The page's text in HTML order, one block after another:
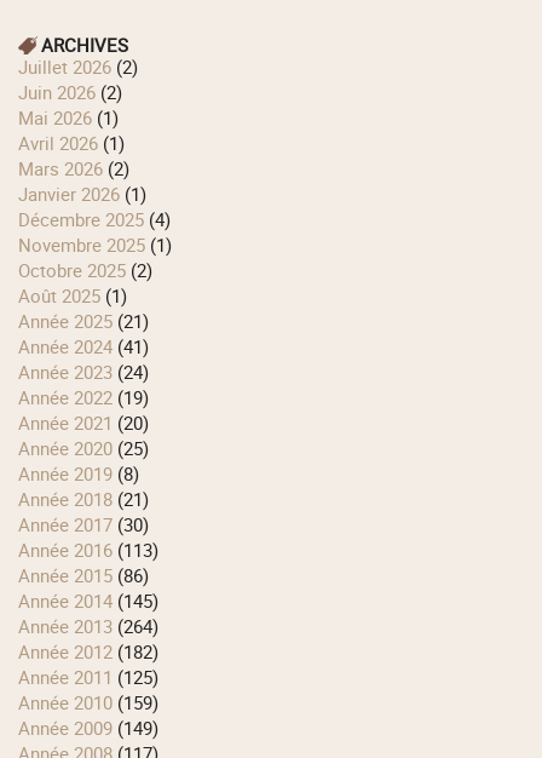
ARCHIVES
juillet 2026 (2)
juin 2026 (2)
mai 2026 (1)
avril 2026 (1)
mars 2026 (2)
janvier 2026 (1)
décembre 2025 (4)
novembre 2025 (1)
octobre 2025 (2)
août 2025 (1)
année 2025 (21)
année 2024 (41)
année 2023 (24)
année 2022 (19)
année 2021 (20)
année 2020 (25)
année 2019 (8)
année 2018 (21)
année 2017 (30)
année 2016 (113)
année 2015 (86)
année 2014 (145)
année 2013 (264)
année 2012 (182)
année 2011 (125)
année 2010 (159)
année 2009 (149)